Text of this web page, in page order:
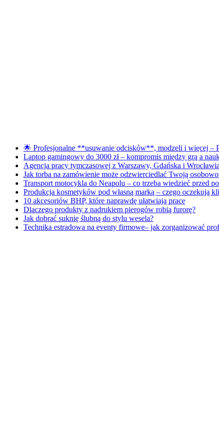
🌟 Profesjonalne **usuwanie odcisków**, modzeli i więcej –
Laptop gamingowy do 3000 zł – kompromis między grą a
Agencja pracy tymczasowej z Warszawy, Gdańska i
Jak torba na zamówienie może odzwierciedlać Twoją
Transport motocykla do Neapolu – co trzeba wiedzieć przed
Produkcja kosmetyków pod własną marką – czego oczekują
10 akcesoriów BHP, które naprawdę ułatwiają pracę
Dlaczego produkty z nadrukiem pierogów robią furorę?
Jak dobrać suknię ślubną do stylu wesela?
Technika estradowa na eventy firmowe– jak zorganizować